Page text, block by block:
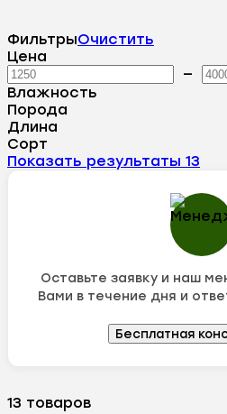
ФильтрыОчистить
Цена
—
Влажность
Порода
Длина
Сорт
Показать результаты 13
Оставьте заявку и наш
Вами в течение дня и
Бесплатная
13 товаров